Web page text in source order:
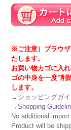
※ご注意）ブラウ
たします。
お買い物カゴに入
ゴの中身を一度"削
します。
→ ショッピングガ
→Shopping
No additional
Product will be